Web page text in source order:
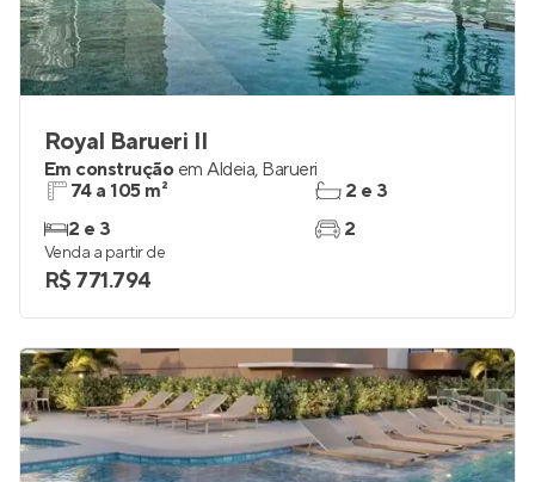
Royal Barueri II
Em construção em Aldeia, Barueri
74 a 105 m²
2 e 3
2 e 3
2
Venda a partir de
R$ 771.794